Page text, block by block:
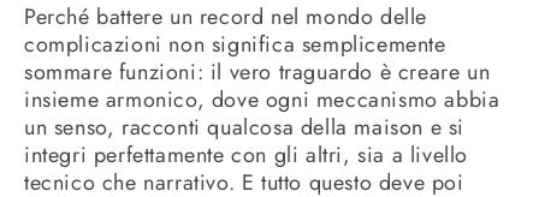
Perché battere un record nel mondo delle
complicazioni non significa semplicemente
sommare funzioni: il vero traguardo è creare un
insieme armonico, dove ogni meccanismo abbia
un senso, racconti qualcosa della maison e si
integri perfettamente con gli altri, sia a livello
tecnico che narrativo. E tutto questo deve poi